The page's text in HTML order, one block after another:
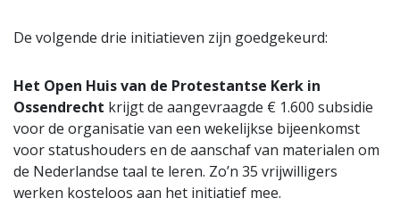
De volgende drie initiatieven zijn goedgekeurd:
Het Open Huis van de Protestantse Kerk in
Ossendrecht krijgt de aangevraagde € 1.600 subsidie
voor de organisatie van een wekelijkse bijeenkomst
voor statushouders en de aanschaf van materialen om
de Nederlandse taal te leren. Zo’n 35 vrijwilligers
werken kosteloos aan het initiatief mee.